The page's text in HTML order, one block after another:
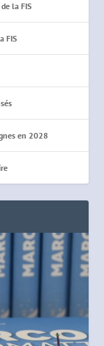
la FIS
FIS
en 2028